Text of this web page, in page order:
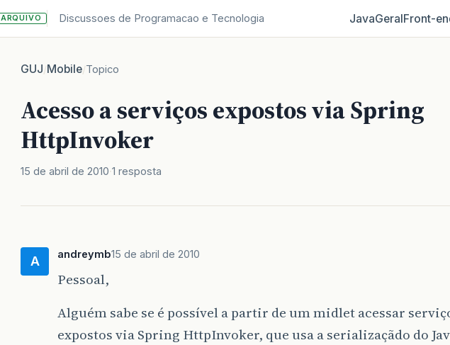
ARQUIVO Discussoes de Programacao e Tecnologia JavaGeral
GUJ/Mobile/Topico
Acesso a serviços expostos via Spring
HttpInvoker
15 de abril de 2010 1 resposta
A andreymb15 de abril de 2010
Pessoal,
Alguém sabe se é possível a partir de um midlet acessar
expostos via Spring HttpInvoker, que usa a serializaçãdo do